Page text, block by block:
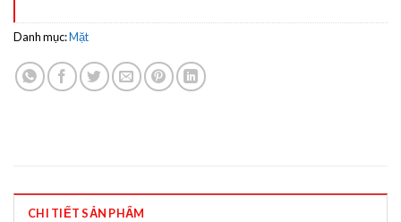
Danh mục:Mặt
CHI TIẾT SẢN PHẨM